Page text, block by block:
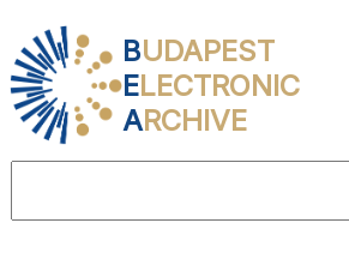
BUDAPEST
ELECTRONIC
ARCHIVE